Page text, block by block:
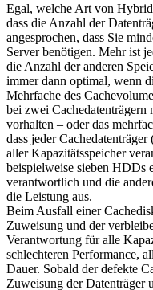
Egal, welche Art von
dass die Anzahl der
angesprochen, dass Sie
Server benötigen. Mehr ist
die Anzahl der anderen
immer dann optimal, wenn
Mehrfache des
bei zwei Cachedatenträgern
vorhalten – oder das
dass jeder
aller Kapazitätsspeicher
beispielweise sieben
verantwortlich und die
die Leistung aus.
Beim Ausfall einer
Zuweisung und der
Verantwortung für alle
schlechteren Performance,
Dauer. Sobald der defekte
Zuweisung der Datenträger